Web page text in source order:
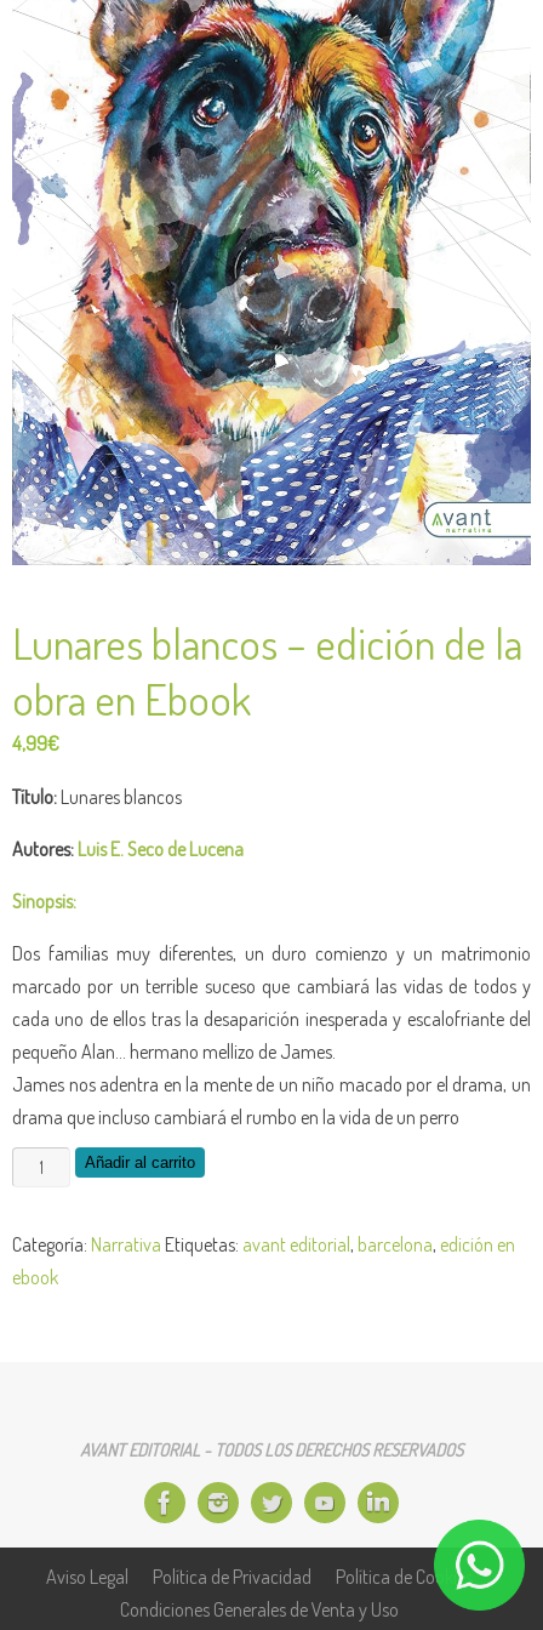
Lunares blancos – edición de la
obra en Ebook
4,99€
Título:Lunares blancos
Autores:Luis E. Seco de Lucena
Sinopsis:
Dos familias muy diferentes, un duro comienzo y un matrimonio
marcado por un terrible suceso que cambiará las vidas de todos y
cada uno de ellos tras la desaparición inesperada y escalofriante del
pequeño Alan… hermano mellizo de James.
James nos adentra en la mente de un niño macado por el drama, un
drama que incluso cambiará el rumbo en la vida de un perro
Lunares
edición
Añadir al carrito
Categoría: Narrativa Etiquetas: avant editorial, barcelona, edición en
ebook
AVANT EDITORIAL - TODOS LOS DERECHOS RESERVADOS
Aviso Legal Política de Privacidad
Política de Cookies
Condiciones Generales de Venta y Uso